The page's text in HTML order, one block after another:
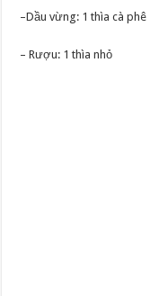
–Dầu vừng: 1 thìa cà phê
– Rượu: 1 thìa nhỏ